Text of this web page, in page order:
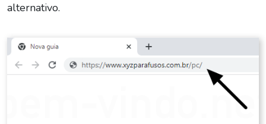
alternativo.